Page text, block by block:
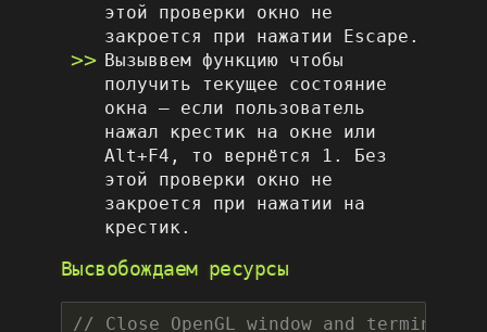
этой проверки окно не
закроется при нажатии Escape.
Вызыввем функцию чтобы
получить текущее состояние
окна – если пользователь
нажал крестик на окне или
Alt+F4, то вернётся 1. Без
этой проверки окно не
закроется при нажатии на
крестик.
Высвобождаем ресурсы